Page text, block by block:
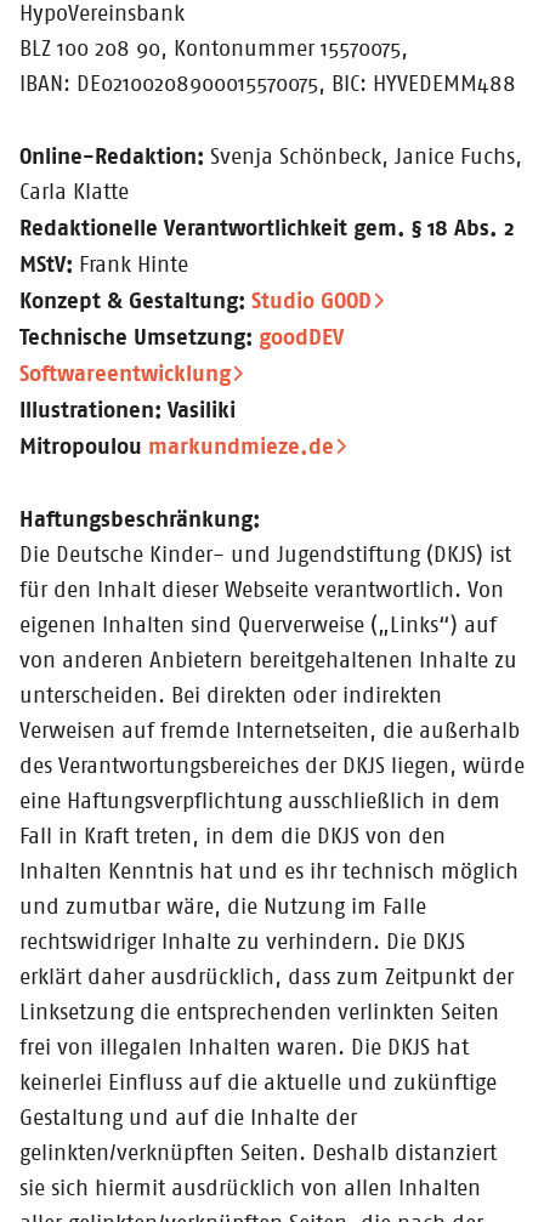
HypoVereinsbank
BLZ 100 208 90, Kontonummer 15570075,
IBAN: DE02100208900015570075, BIC: HYVEDEMM488
Online-Redaktion: Svenja Schönbeck, Janice Fuchs,
Carla Klatte
Redaktionelle Verantwortlichkeit gem. § 18 Abs. 2
MStV: Frank Hinte
Konzept & Gestaltung: Studio GOOD
Technische Umsetzung: goodDEV
Softwareentwicklung
Illustrationen: Vasiliki
Mitropoulou markundmieze.de
Haftungsbeschränkung:
Die Deutsche Kinder- und Jugendstiftung (DKJS) ist
für den Inhalt dieser Webseite verantwortlich. Von
eigenen Inhalten sind Querverweise („Links“) auf
von anderen Anbietern bereitgehaltenen Inhalte zu
unterscheiden. Bei direkten oder indirekten
Verweisen auf fremde Internetseiten, die außerhalb
des Verantwortungsbereiches der DKJS liegen, würde
eine Haftungsverpflichtung ausschließlich in dem
Fall in Kraft treten, in dem die DKJS von den
Inhalten Kenntnis hat und es ihr technisch möglich
und zumutbar wäre, die Nutzung im Falle
rechtswidriger Inhalte zu verhindern. Die DKJS
erklärt daher ausdrücklich, dass zum Zeitpunkt der
Linksetzung die entsprechenden verlinkten Seiten
frei von illegalen Inhalten waren. Die DKJS hat
keinerlei Einfluss auf die aktuelle und zukünftige
Gestaltung und auf die Inhalte der
gelinkten/verknüpften Seiten. Deshalb distanziert
sie sich hiermit ausdrücklich von allen Inhalten